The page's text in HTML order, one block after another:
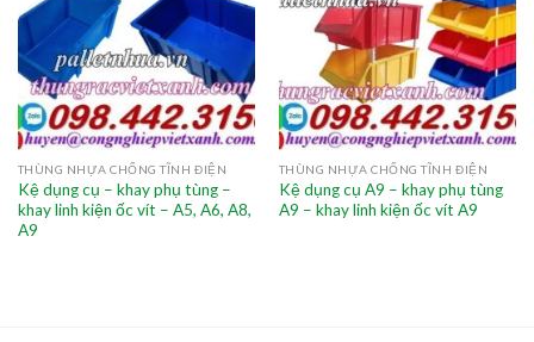
THÙNG NHỰA CHỐNG TĨNH ĐIỆN
Kệ dụng cụ – khay phụ tùng –
khay linh kiện ốc vít – A5, A6, A8,
A9
THÙNG NHỰA CHỐNG TĨNH ĐIỆN
Kệ dụng cụ A9 – khay phụ tùng
A9 – khay linh kiện ốc vít A9